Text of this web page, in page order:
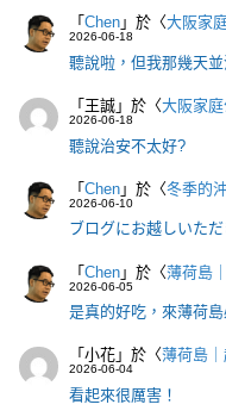
「Chen 」於〈大阪家
2026-06-18
聽說啦，但我那幾天
「 王誠 」於〈大阪家
2026-06-18
聽說治安不太好?
「Chen 」於〈冬季的
2026-06-10
ブログにお越しいた
「Chen 」於〈薄荷島
2026-06-05
是真的好吃，來薄荷島
「小花 」於〈薄荷島
2026-06-04
看起來很厲害！